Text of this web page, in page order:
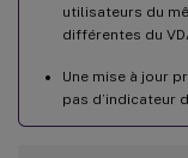
utilisateurs du
différentes du
Une mise à jour
pas d’indicateur